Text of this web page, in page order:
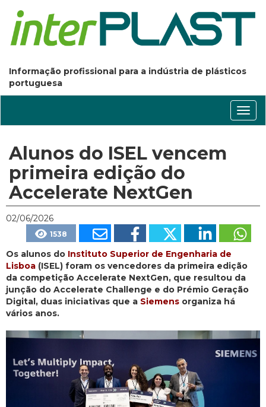
Informação profissional para a indústria de plásticos
portuguesa
Alunos do ISEL vencem
primeira edição do
Accelerate NextGen
02/06/2026
1538
Os alunos do Instituto Superior de Engenharia de
Lisboa (ISEL) foram os vencedores da primeira edição
da competição Accelerate NextGen, que resultou da
junção do Accelerate Challenge e do Prémio Geração
Digital, duas iniciativas que a Siemens organiza há
vários anos.